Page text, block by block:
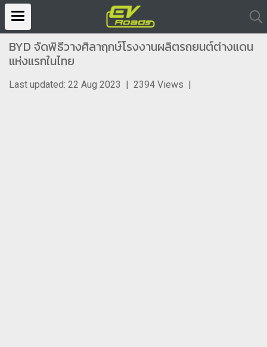
BYD จัดพิธีวางศิลาฤกษ์โรงงานผลิตรถยนต์ต่างแดน
แห่งแรกในไทย
Last updated: 22 Aug 2023 | 2394 Views |